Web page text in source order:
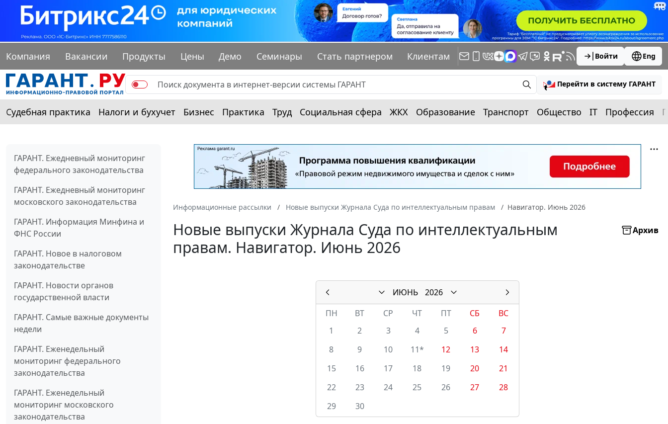
Компания Вакансии Продукты Цены Демо Семинары Стать партнером Клиентам Войти Eng
Перейти в систему ГАРАНТ
Судебная практика Налоги и бухучет Бизнес Практика Труд Социальная сфера ЖКХ Образование Транспорт Общество IT Профессия
ГАРАНТ. Ежедневный мониторинг
федерального законодательства
ГАРАНТ. Ежедневный мониторинг
московского законодательства
ГАРАНТ. Информация Минфина и
ФНС России
ГАРАНТ. Новое в налоговом
законодательстве
ГАРАНТ. Новости органов
государственной власти
ГАРАНТ. Самые важные документы
недели
ГАРАНТ. Еженедельный
мониторинг федерального
законодательства
ГАРАНТ. Еженедельный
мониторинг московского
законодательства
Информационные рассылки Новые выпуски Журнала Суда по интеллектуальным правам Навигатор. Июнь 2026
Новые выпуски Журнала Суда по интеллектуальным
правам. Навигатор. Июнь 2026
Архив
ИЮНЬ
2026
ПН
ВТ СР ЧТ ПТ СБ
ВС
1
2 3 4 5 6
7
8
9 10 11* 12 13
14
15
16 17 18 19 20
21
22
23 24 25 26 27
28
29
30